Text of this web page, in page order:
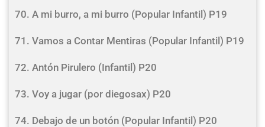
70. A mi burro, a mi burro (Popular Infantil) P19
71. Vamos a Contar Mentiras (Popular Infantil) P19
72. Antón Pirulero (Infantil) P20
73. Voy a jugar (por diegosax) P20
74. Debajo de un botón (Popular Infantil) P20